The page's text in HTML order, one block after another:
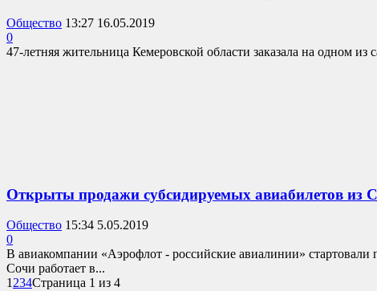
Общество 13:27 16.05.2019
0
47-летняя жительница Кемеровской области заказала на одном
Открыты продажи субсидируемых авиабилетов из
Общество 15:34 5.05.2019
0
В авиакомпании «Аэрофлот - российские авиалинии»
Сочи работает в...
1 234Страница 1 из 4